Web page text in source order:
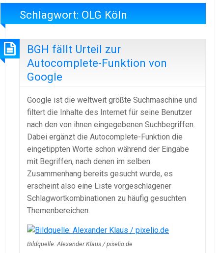
Schlagwort: OLG Köln
BGH fällt Urteil zur
Autocomplete-Funktion von
Google
Google ist die weltweit größte Suchmaschine und
filtert die Inhalte des Internet für seine Benutzer
nach den von ihnen eingegebenen Suchbegriffen.
Dabei ergänzt die Autocomplete-Funktion die
eingetippten Worte schon während der Eingabe
mit Begriffen, nach denen im selben
Zusammenhang bereits gesucht wurde, es
erscheint also eine Liste vorgeschlagener
Schlagwortkombinationen zu häufig gesuchten
Themenbereichen.
Bildquelle: Alexander Klaus / pixelio.de